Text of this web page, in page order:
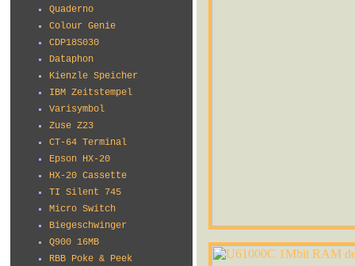
Quaderno
Colour Genie
CDP18S030
Dataphon
Kienzle Speicher
IBM Zeitstempel
Varisymbol
Zuse Z23
CT-64 Terminal
Epson HX-20
HX-20 Cassette
TI Silent 745
Micro Switch
Biegeschwinger
Q900 16MB
RBB Poke & Peek